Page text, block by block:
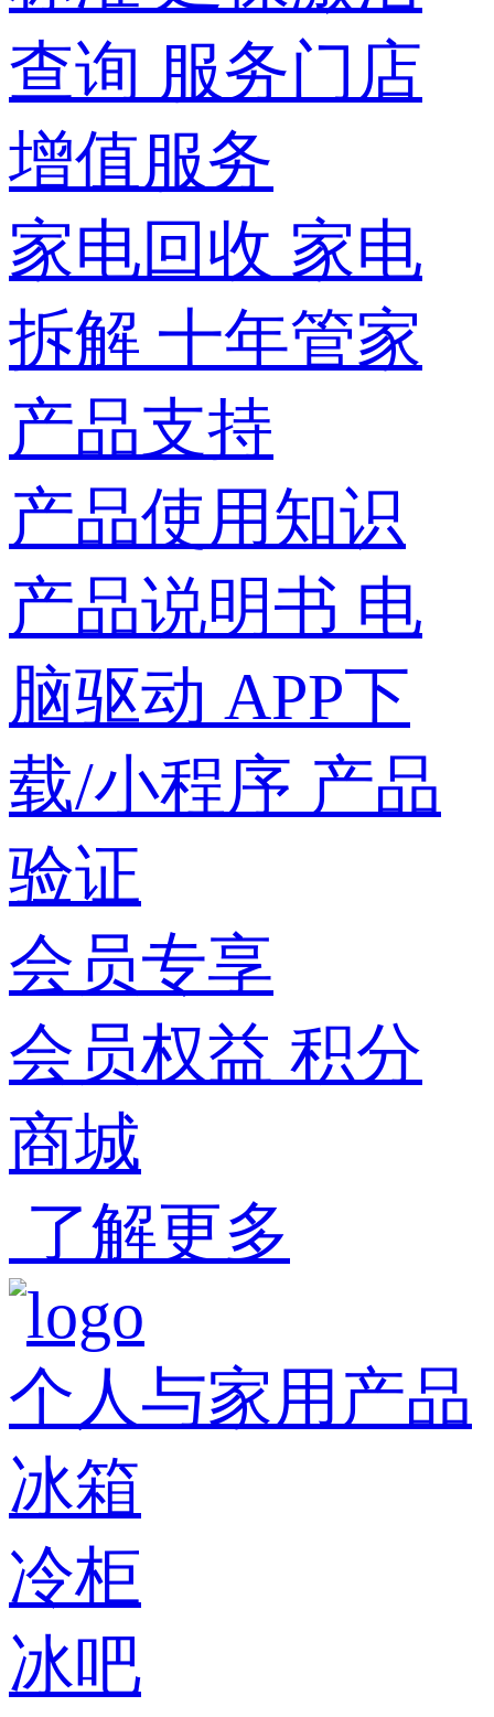
查询 服务门店
增值服务
家电回收 家电
拆解 十年管家
产品支持
产品使用知识
产品说明书 电
脑驱动 APP下
载/小程序 产品
验证
会员专享
会员权益 积分
商城
了解更多
个人与家用产品
冰箱
冷柜
冰吧